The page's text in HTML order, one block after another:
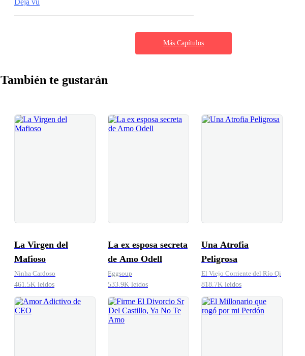
Deja vú
Más Capítulos
También te gustarán
La Virgen del
Mafioso
Ninha Cardoso
461.5K leídos
La ex esposa secreta
de Amo Odell
Eggsoup
533.9K leídos
Una Atrofia
Peligrosa
El Viejo Corriente del Río Qi
818.7K leídos